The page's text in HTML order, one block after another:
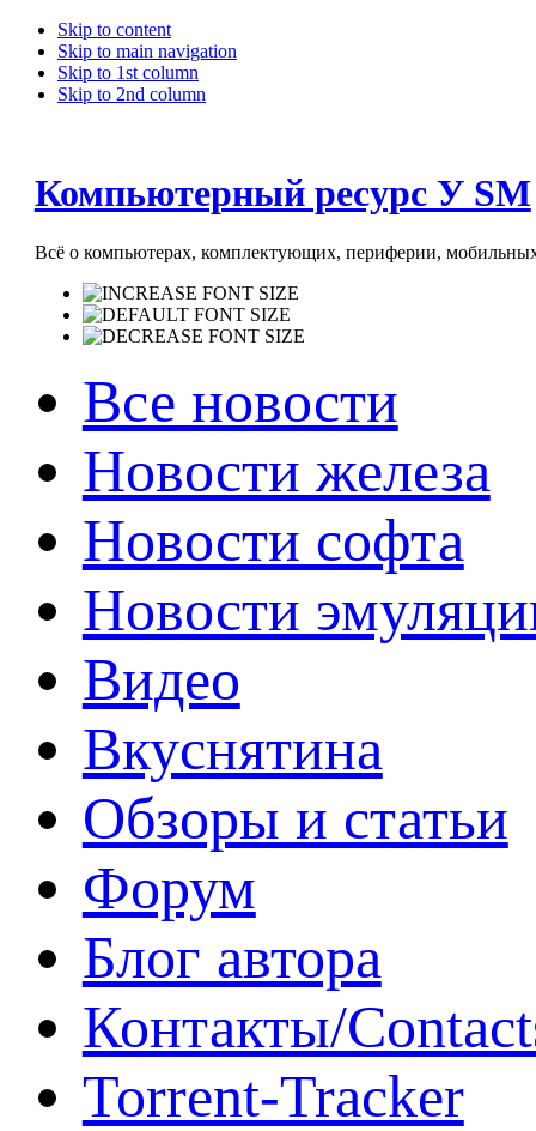
Skip to content
Skip to main navigation
Skip to 1st column
Skip to 2nd column
Компьютерный ресурс У SM
Всё о компьютерах, комплектующих, периферии, мобильных
Все новости
Новости железа
Новости софта
Новости
Видео
Вкуснятина
Обзоры и статьи
Форум
Блог автора
Контакты/
Torrent-Tracker